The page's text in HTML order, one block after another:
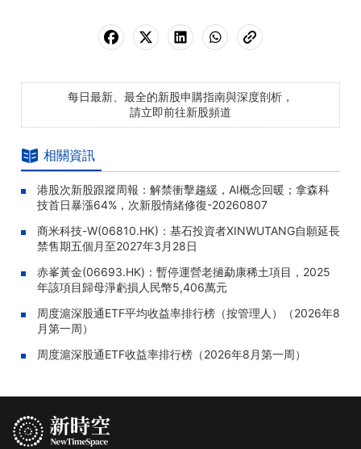
每日最新、最全的新股申購指南與深度剖析，
請立即前往新股頻道
相關資訊
港股次新股跟蹤周報：解禁衝擊趨緩，AI概念回暖；拿森科
技首日暴漲64%，次新股情緒修復-20260807
商米科技-W(06810.HK)：基石投資者XINWUTANG自願延長
禁售期五個月至2027年3月28日
赤峯黃金(06693.HK)：暫停運營老撾勐康稀土項目，2025
年該項目歸母淨虧損人民幣5,406萬元
周度滬深股通ETF平均收益率排行榜（按管理人）（2026年8
月第一周）
周度滬深股通ETF收益率排行榜（2026年8月第一周）